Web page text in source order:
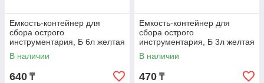
Емкость-контейнер для
сбора острого
инструментария, Б 6л желтая
В наличии
640 ₸
Емкость-контейнер для
сбора острого
инструментария, Б 3л желтая
В наличии
470 ₸